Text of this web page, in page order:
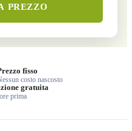
PREZZO
fisso
costo nascosto
gratuita
prima